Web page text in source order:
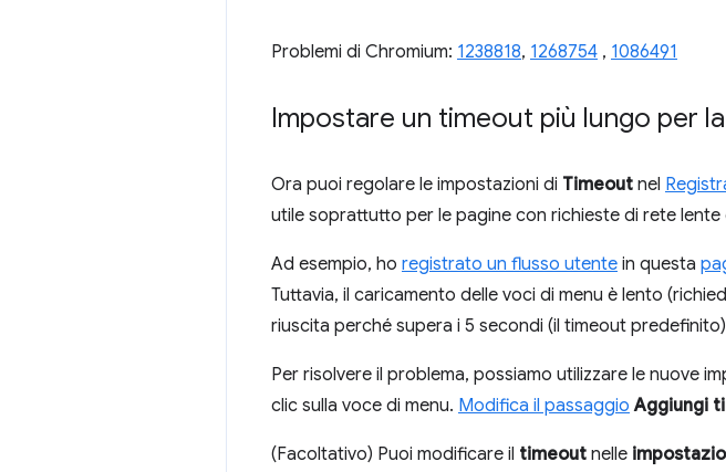
Problemi di Chromium: 1238818, 1268754 , 1086491
Impostare un timeout più lungo per
Ora puoi regolare le impostazioni di Timeout nel
utile soprattutto per le pagine con richieste di rete lente
Ad esempio, ho registrato un flusso utente in questa
Tuttavia, il caricamento delle voci di menu è lento
riuscita perché supera i 5 secondi (il timeout
Per risolvere il problema, possiamo utilizzare le nuove
clic sulla voce di menu. Modifica il passaggio Aggiungi
(Facoltativo) Puoi modificare il timeout nelle